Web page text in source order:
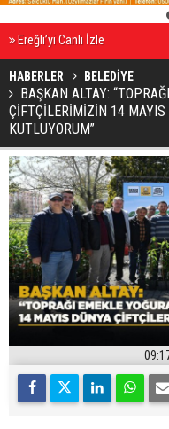
Ereğli’yi Canlı İzle
HABERLER BELEDİYE
BAŞKAN ALTAY:
ÇİFTÇİLERİMİZİN 14 MAYIS
KUTLUYORUM”